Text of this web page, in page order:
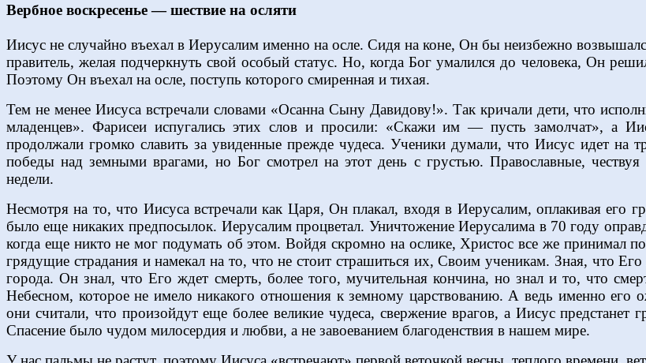
Вербное воскресенье — шествие на осляти
Иисус не случайно въехал в Иерусалим именно на осле. Сидя на коне, Он бы неизбежно
правитель, желая подчеркнуть свой особый статус. Но, когда Бог умалился до человека, Он
Поэтому Он въехал на осле, поступь которого смиренная и тихая.
Тем не менее Иисуса встречали словами «Осанна Сыну Давидову!». Так кричали дети, что
младенцев». Фарисеи испугались этих слов и просили: «Скажи им — пусть замолчат», а
продолжали громко славить за увиденные прежде чудеса. Ученики думали, что Иисус идет
победы над земными врагами, но Бог смотрел на этот день с грустью. Православные,
недели.
Несмотря на то, что Иисуса встречали как Царя, Он плакал, входя в Иерусалим, оплакивая его
было еще никаких предпосылок. Иерусалим процветал. Уничтожение Иерусалима в 70 году
когда еще никто не мог подумать об этом. Войдя скромно на ослике, Христос все же принимал
грядущие страдания и намекал на то, что не стоит страшиться их, Своим ученикам. Зная, что
города. Он знал, что Его ждет смерть, более того, мучительная кончина, но знал и то, что
Небесном, которое не имело никакого отношения к земному царствованию. А ведь именно его
они считали, что произойдут еще более великие чудеса, свержение врагов, а Иисус
Спасение было чудом милосердия и любви, а не завоеванием благоденствия в нашем мире.